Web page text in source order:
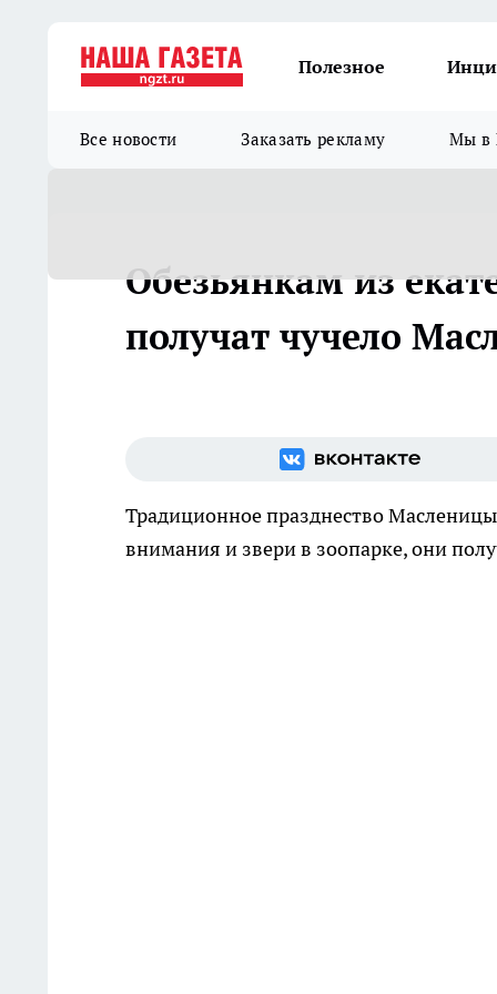
Полезное
Все новости Заказать рекламу Мы в
Обезьянкам из
получат чучело
Традиционное празднество
внимания и звери в зоопарке, они